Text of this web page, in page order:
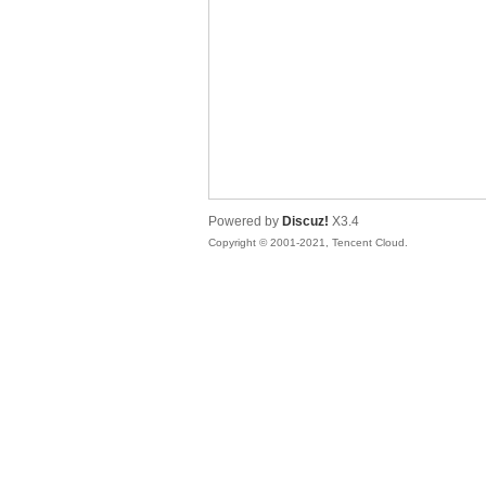
Powered by Discuz! X3.4
Copyright © 2001-2021, Tencent Cloud.